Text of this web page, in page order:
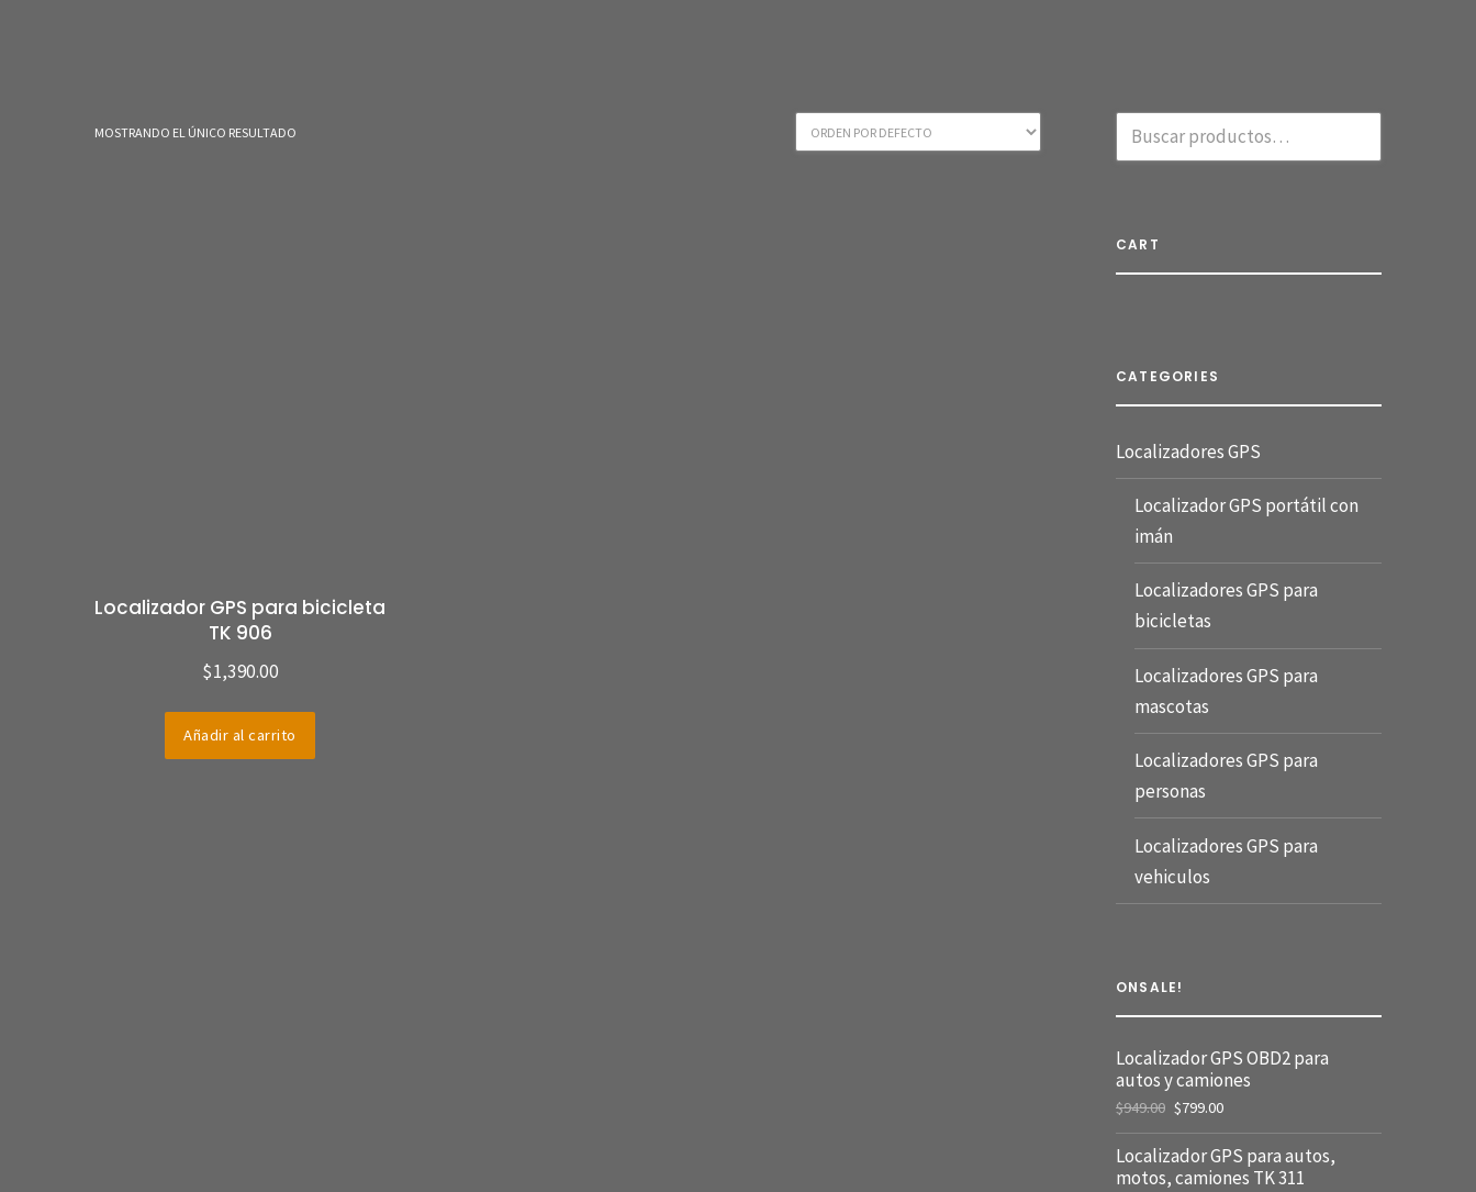
MOSTRANDO EL ÚNICO RESULTADO
Localizador GPS para bicicleta
TK 906
$1,390.00
Añadir al carrito
CART
CATEGORIES
Localizadores GPS
Localizador GPS portátil con
imán
Localizadores GPS para
bicicletas
Localizadores GPS para
mascotas
Localizadores GPS para
personas
Localizadores GPS para
vehiculos
ONSALE!
Localizador GPS OBD2 para
autos y camiones
$949.00 $799.00
Localizador GPS para autos,
motos, camiones TK 311